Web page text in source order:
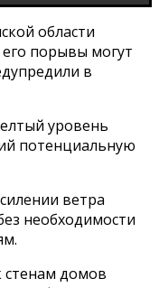
области
порывы могут
в
уровень
потенциальную
ветра
необходимости
стенам домов